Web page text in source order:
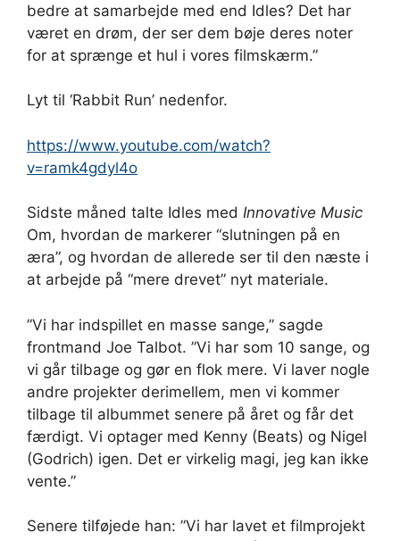
bedre at samarbejde med end Idles? Det har
været en drøm, der ser dem bøje deres noter
for at sprænge et hul i vores filmskærm.”
Lyt til ‘Rabbit Run’ nedenfor.
https://www.youtube.com/watch?
v=ramk4gdyl4o
Sidste måned talte Idles med Innovative Music
Om, hvordan de markerer “slutningen på en
æra”, og hvordan de allerede ser til den næste i
at arbejde på “mere drevet” nyt materiale.
”Vi har indspillet en masse sange,” sagde
frontmand Joe Talbot. ”Vi har som 10 sange, og
vi går tilbage og gør en flok mere. Vi laver nogle
andre projekter derimellem, men vi kommer
tilbage til albummet senere på året og får det
færdigt. Vi optager med Kenny (Beats) og Nigel
(Godrich) igen. Det er virkelig magi, jeg kan ikke
vente.”
Senere tilføjede han: ”Vi har lavet et filmprojekt